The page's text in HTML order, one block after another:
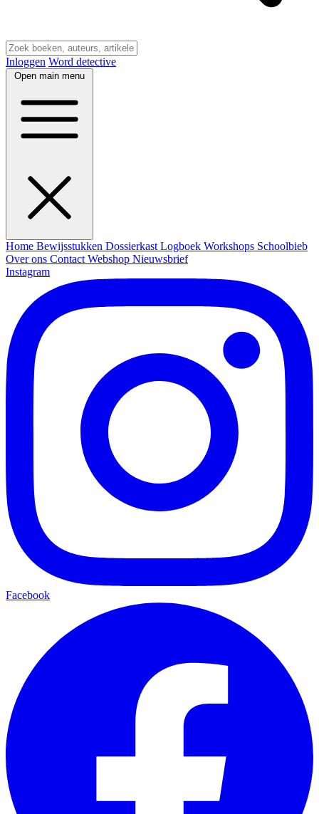
Inloggen Word detective
Open main menu
Home Bewijsstukken Dossierkast Logboek Workshops Schoolbieb
Over ons Contact Webshop Nieuwsbrief
Instagram
Facebook